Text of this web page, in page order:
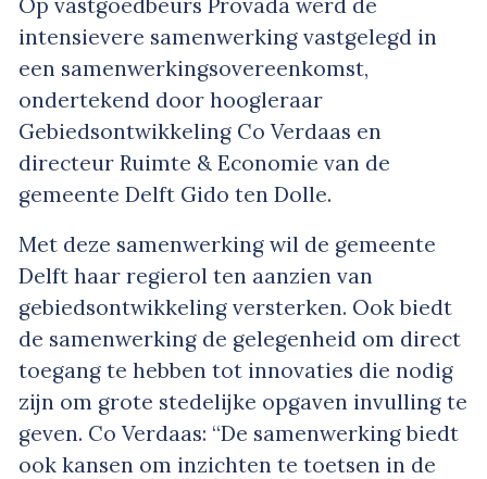
Op vastgoedbeurs Provada werd de
intensievere samenwerking vastgelegd in
een samenwerkingsovereenkomst,
ondertekend door hoogleraar
Gebiedsontwikkeling Co Verdaas en
directeur Ruimte & Economie van de
gemeente Delft Gido ten Dolle.
Met deze samenwerking wil de gemeente
Delft haar regierol ten aanzien van
gebiedsontwikkeling versterken. Ook biedt
de samenwerking de gelegenheid om direct
toegang te hebben tot innovaties die nodig
zijn om grote stedelijke opgaven invulling te
geven. Co Verdaas: “De samenwerking biedt
ook kansen om inzichten te toetsen in de